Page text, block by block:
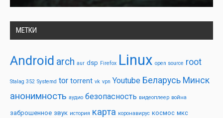
МЕТКИ
Android arch aur dsp Firefox Linux open source root
Stalag 352 Systemd tor torrent vk vpn Youtube Беларусь Минск
анонимность аудио безопасность видеоплеер война
заброшенное звук история карта коронавирус космос мкс